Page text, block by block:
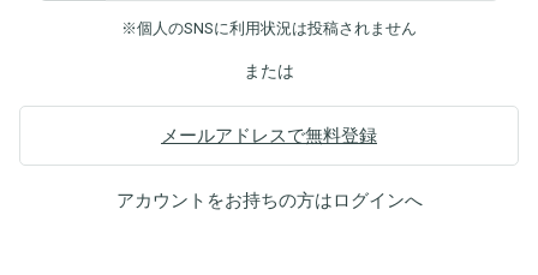
※個人のSNSに利用状況は投稿されません
または
メールアドレスで無料登録
アカウントをお持ちの方はログインへ